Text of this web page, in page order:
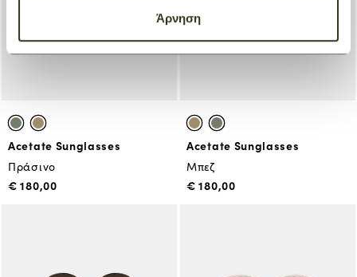
Άρνηση
Acetate Sunglasses
Πράσινο
€ 180,00
Acetate Sunglasses
Μπεζ
€ 180,00